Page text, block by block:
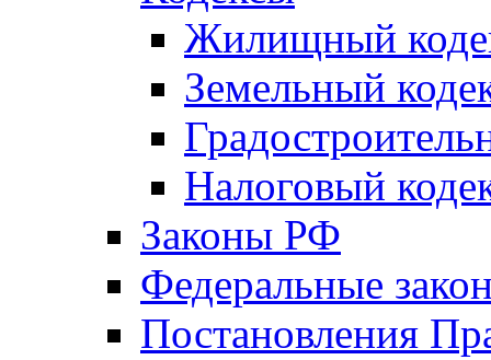
Жилищный
Земельный
Налоговый
Законы РФ
Федеральные
Постановления